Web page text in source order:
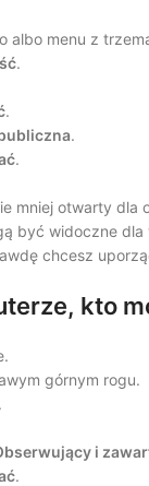
albo menu z
.
.
.
.
mniej otwarty dla
być widoczne
chcesz
kto
górnym rogu.
.
i
.